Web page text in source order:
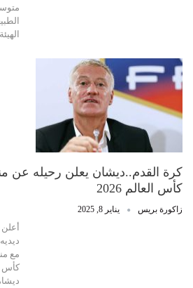
كرة القدم..ديشان يعلن رحيله عن
كأس العالم 2026
زاكورة بريس يناير 8, 2025
مع